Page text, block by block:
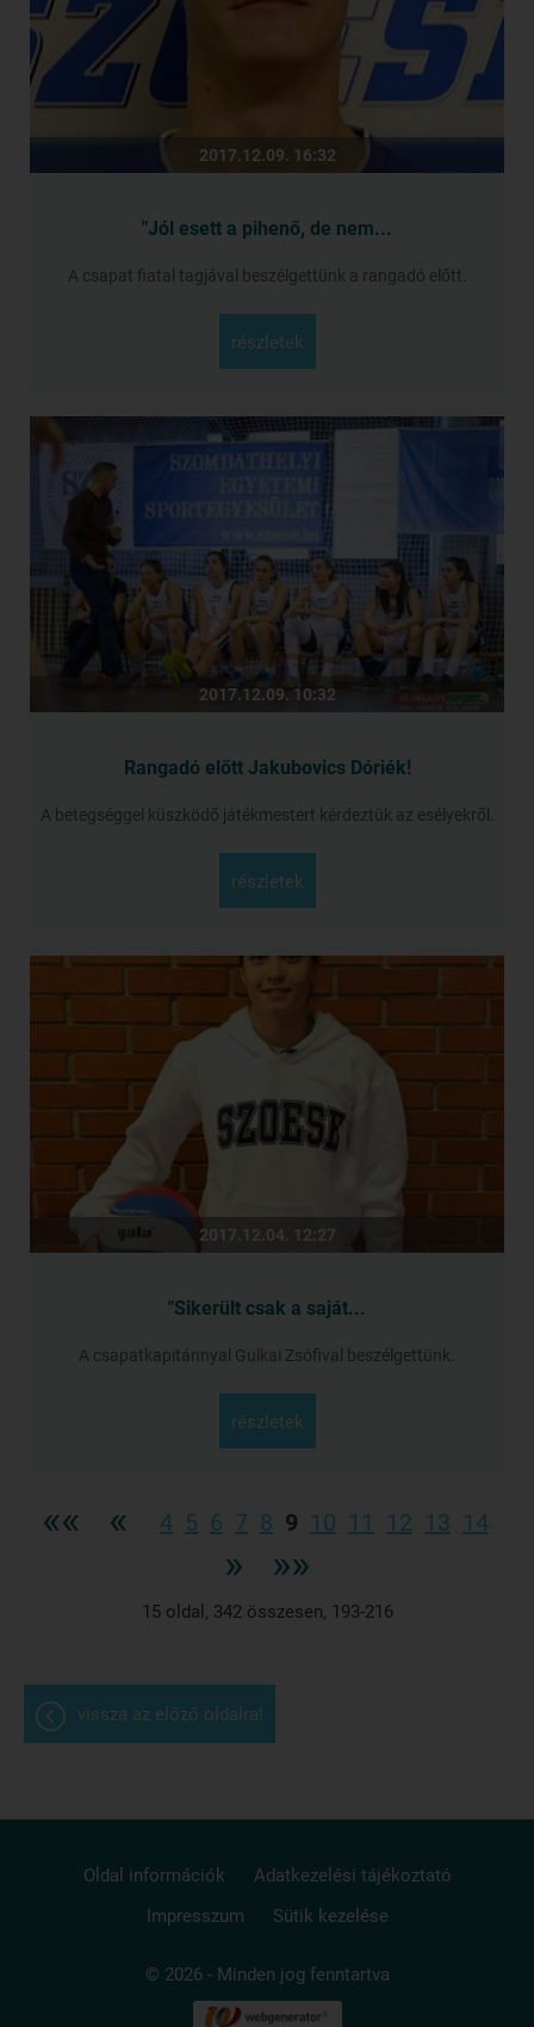
2017.12.09. 16:32
"Jól esett a pihenő, de nem...
A csapat fiatal tagjával beszélgettünk a rangadó előtt.
részletek
2017.12.09. 10:32
Rangadó előtt Jakubovics Dóriék!
A betegséggel küszködő játékmestert kérdeztük az esélyekről.
részletek
2017.12.04. 12:27
"Sikerült csak a saját...
A csapatkapitánnyal Gulkai Zsófival beszélgettünk.
részletek
«« « 4 5 6 7 8 9 10 11 12 13 14
» »»
15 oldal, 342 összesen, 193-216
vissza az előző oldalra!
© 2026 - Minden jog fenntartva
Oldal információk
Adatkezelési tájékoztató
Impresszum
Sütik kezelése